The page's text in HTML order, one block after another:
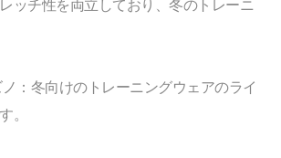
ッチ性を両立しており、冬のトレーニ
：冬向けのトレーニングウェアのライ
。